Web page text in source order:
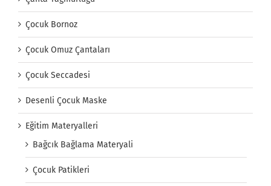
Çocuk Bornoz
Çocuk Omuz Çantaları
Çocuk Seccadesi
Desenli Çocuk Maske
Eğitim Materyalleri
Bağcık Bağlama Materyali
Çocuk Patikleri